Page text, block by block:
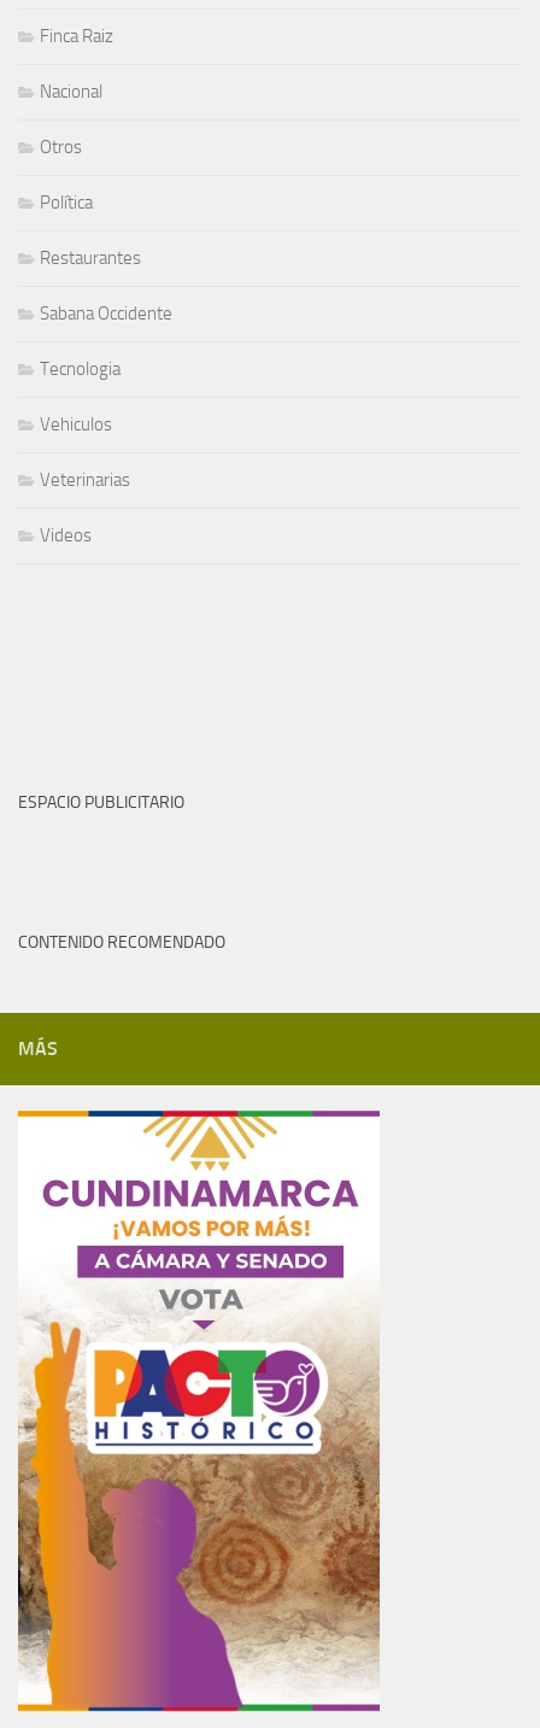
Finca Raiz
Nacional
Otros
Política
Restaurantes
Sabana Occidente
Tecnologia
Vehiculos
Veterinarias
Videos
ESPACIO PUBLICITARIO
CONTENIDO RECOMENDADO
MÁS